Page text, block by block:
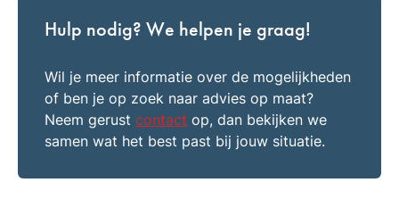
Hulp nodig? We helpen je graag!
Wil je meer informatie over de mogelijkheden
of ben je op zoek naar advies op maat?
Neem gerust contact op, dan bekijken we
samen wat het best past bij jouw situatie.